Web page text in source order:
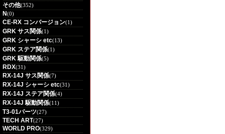
その他(352)
N(0)
CE-RX コンバージョン(1)
GRK サス関係(1)
GRK シャーシ etc(13)
GRK ステア関係(1)
GRK 駆動関係(5)
RDX(31)
RX-14J サス関係(7)
RX-14J シャーシ etc(31)
RX-14J ステア関係(4)
RX-14J 駆動関係(11)
T3-01パーツ(27)
TECH ART(27)
WORLD PRO(329)